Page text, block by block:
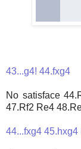
43...g4! 44.fxg4
No satisface
47.Rf2 Re4
44...fxg4